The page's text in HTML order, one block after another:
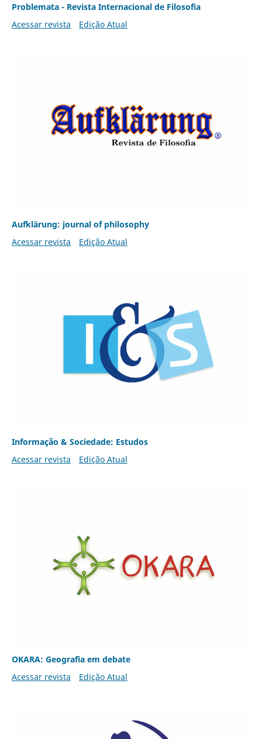
Problemata - Revista Internacional de Filosofia
Acessar revista
Edição Atual
Aufklärung: journal of philosophy
Acessar revista
Edição Atual
Informação & Sociedade: Estudos
Acessar revista
Edição Atual
OKARA: Geografia em debate
Acessar revista
Edição Atual